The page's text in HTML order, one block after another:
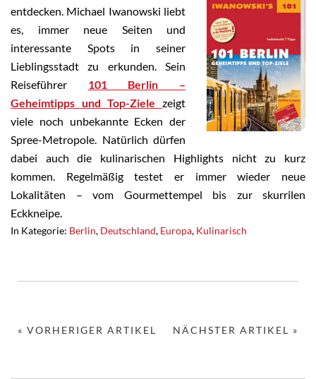
entdecken. Michael Iwanowski liebt
es, immer neue Seiten und
interessante Spots in seiner
Lieblingsstadt zu erkunden. Sein
Reiseführer 101 Berlin –
Geheimtipps und Top-Ziele zeigt
viele noch unbekannte Ecken der
Spree-Metropole. Natürlich dürfen
dabei auch die kulinarischen Highlights nicht zu kurz
kommen. Regelmäßig testet er immer wieder neue
Lokalitäten – vom Gourmettempel bis zur skurrilen
Eckkneipe.
In Kategorie: Berlin, Deutschland, Europa, Kulinarisch
NÄCHSTER ARTIKEL »
« VORHERIGER ARTIKEL